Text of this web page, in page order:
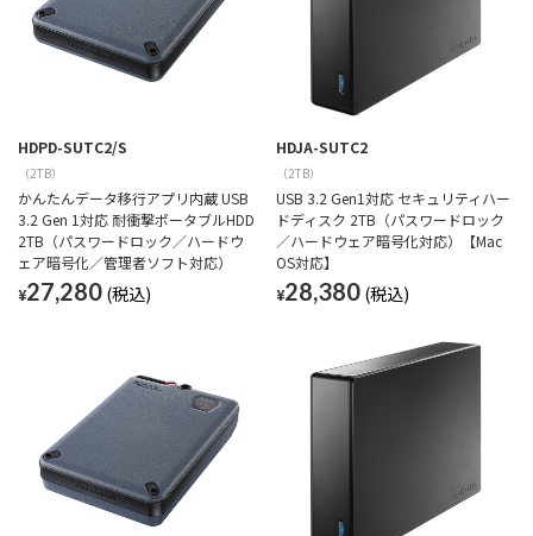
HDPD-SUTC2/S
（2TB）
かんたんデータ移行アプリ内蔵 USB
3.2 Gen 1対応 耐衝撃ポータブルHDD
2TB（パスワードロック／ハードウ
ェア暗号化／管理者ソフト対応）
¥27,280
HDJA-SUTC2
（2TB）
USB 3.2 Gen1対応 セキュリティハー
ドディスク 2TB（パスワードロック
／ハードウェア暗号化対応）【Mac
OS対応】
¥28,380